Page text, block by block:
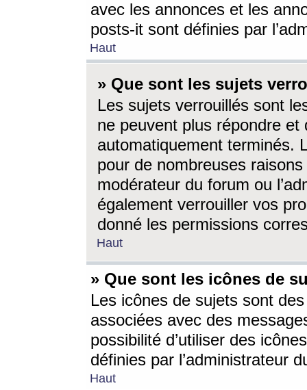
avec les annonces et les
posts-it sont définies par
Haut
» Que sont les sujets
Les sujets verrouillés sont
ne peuvent plus répondre
automatiquement terminés.
pour de nombreuses
modérateur du forum ou
également verrouiller vos
donné les permissions
Haut
» Que sont les icônes de
Les icônes de sujets sont
associées avec des
possibilité d’utiliser des
définies par l’administrateur
Haut